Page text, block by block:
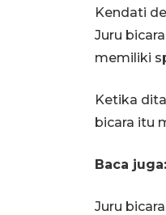
Kendati
Juru
memiliki
Ketika
bicara itu
Baca juga:
Juru